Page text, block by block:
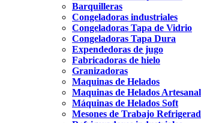
Barquilleras
Congeladoras industriales
Congeladoras Tapa de Vidrio
Congeladoras Tapa Dura
Expendedoras de jugo
Fabricadoras de hielo
Granizadoras
Maquinas de Helados
Maquinas de Helados
Máquinas de Helados Soft
Mesones de Trabajo